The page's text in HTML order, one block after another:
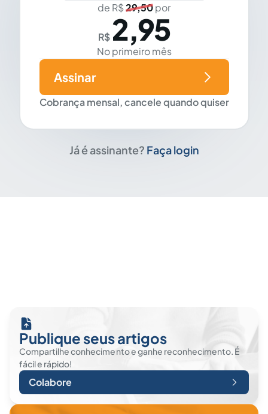
de R$29,50por
R$ 2,95
No primeiro mês
Cobrança mensal, cancele quando quiser
Assinar
Já é assinante? Faça login
Publique seus artigos
Compartilhe conhecimento e ganhe reconhecimento. É
fácil e rápido!
Colabore